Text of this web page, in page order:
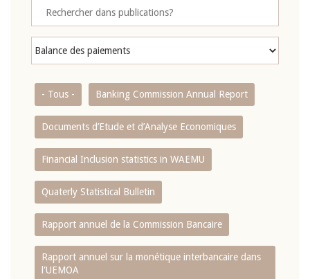
- Tous - Banking Commission Annual Report
Documents d’Etude et d’Analyse Economiques
Financial Inclusion statistics in WAEMU
Quaterly Statistical Bulletin
Rapport annuel de la Commission Bancaire
Rapport annuel sur la monétique interbancaire dans
l'UEMOA